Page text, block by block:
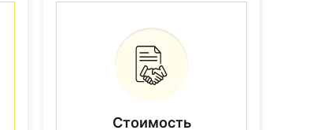
Стоимость